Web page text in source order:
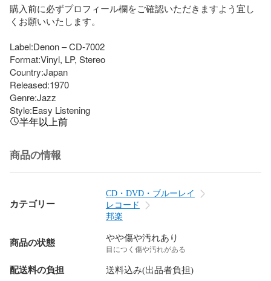
購入前に必ずプロフィール欄をご確認いただきますよう宜し
くお願いいたします。
Label:Denon – CD-7002
Format:Vinyl, LP, Stereo
Country:Japan
Released:1970
Genre:Jazz
Style:Easy Listening
半年以上前
商品の情報
カテゴリー
CD・DVD・ブルーレイ
レコード
邦楽
商品の状態 やや傷や汚れあり
目につく傷や汚れがある
配送料の負担 送料込み(出品者負担)